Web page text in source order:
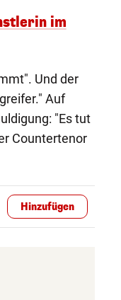
im
Und der
Auf
"Es tut
Countertenor
Hinzufügen